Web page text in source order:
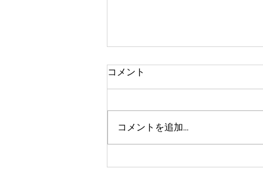
早起きが苦手
コメント
コメントを追加…